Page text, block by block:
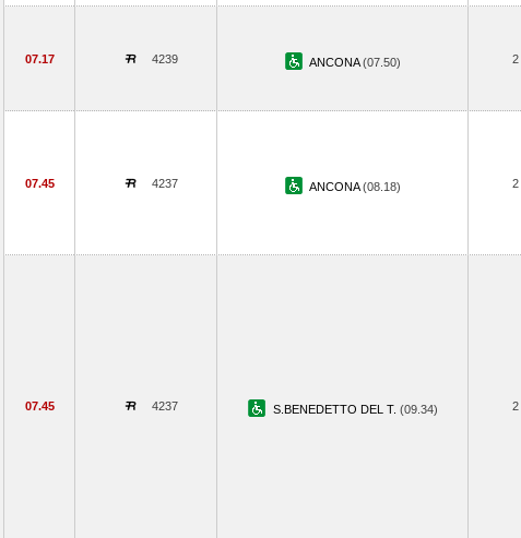
07.17 4239 ANCONA(07.50) 2
07.45 4237 ANCONA(08.18) 2
07.45 4237 S.BENEDETTO DEL T. (09.34) 2